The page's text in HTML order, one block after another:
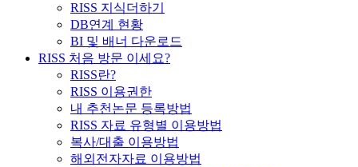
RISS 지식더하기
DB연계 현황
BI 및 배너 다운로드
RISS 처음 방문 이세요?
RISS란?
RISS 이용권한
내 추천논문 등록방법
RISS 자료 유형별 이용방법
복사/대출 이용방법
해외전자자료 이용방법